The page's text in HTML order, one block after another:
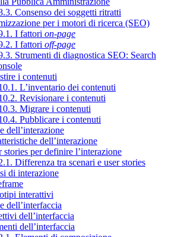
Consenso dei soggetti ritratti
per i motori di ricerca (SEO)
I fattori on-page
I fattori off-page
Strumenti di diagnostica SEO: Search
i contenuti
L’inventario dei contenuti
Revisionare i contenuti
Migrare i contenuti
Pubblicare i contenuti
dell’interazione
dell’interazione
stories per definire l’interazione
Differenza tra scenari e user stories
di interazione
interattivi
dell’interfaccia
dell’interfaccia
dell’interfaccia